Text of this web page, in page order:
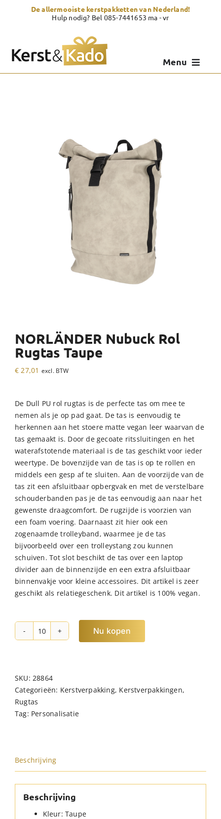
De allermooiste kerstpakketten van Nederland!
Hulp nodig? Bel 085-7441653 ma - vr
Menu
Over Kerst & Kado
NORLÄNDER Nubuck Rol
Rugtas Taupe
€ 27,01 excl. BTW
De Dull PU rol rugtas is de perfecte tas om mee te
nemen als je op pad gaat. De tas is eenvoudig te
herkennen aan het stoere matte vegan leer waarvan de
tas gemaakt is. Door de gecoate ritssluitingen en het
waterafstotende materiaal is de tas geschikt voor ieder
weertype. De bovenzijde van de tas is op te rollen en
middels een gesp af te sluiten. Aan de voorzijde van de
tas zit een afsluitbaar opbergvak en met de verstelbare
schouderbanden pas je de tas eenvoudig aan naar het
gewenste draagcomfort. De rugzijde is voorzien van
een foam voering. Daarnaast zit hier ook een
zogenaamde trolleyband, waarmee je de tas
bijvoorbeeld over een trolleystang zou kunnen
schuiven. Tot slot beschikt de tas over een laptop
divider aan de binnenzijde en een extra afsluitbaar
binnenvakje voor kleine accessoires. Dit artikel is zeer
geschikt als relatiegeschenk. Dit artikel is 100% vegan.
NORLÄNDER
Taupe
hoeveelheid
Nu kopen
SKU:28864
Categorieën: Kerstverpakking, Kerstverpakkingen,
Rugtas
Tag: Personalisatie
Beschrijving
Beschrijving
Kleur: Taupe